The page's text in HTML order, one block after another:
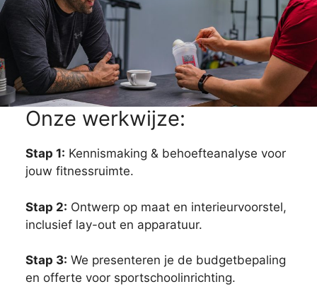
Onze werkwijze:
Stap 1: Kennismaking & behoefteanalyse voor
jouw fitnessruimte.
Stap 2: Ontwerp op maat en interieurvoorstel,
inclusief lay-out en apparatuur.
Stap 3: We presenteren je de budgetbepaling
en offerte voor sportschoolinrichting.